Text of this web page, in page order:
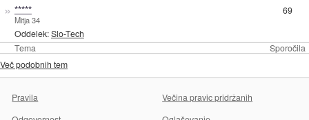
Tema Sporočila
» *****
Mitja 34
Oddelek:Slo-Tech
69
Več podobnih tem
Pravila
Večina pravic pridržanih